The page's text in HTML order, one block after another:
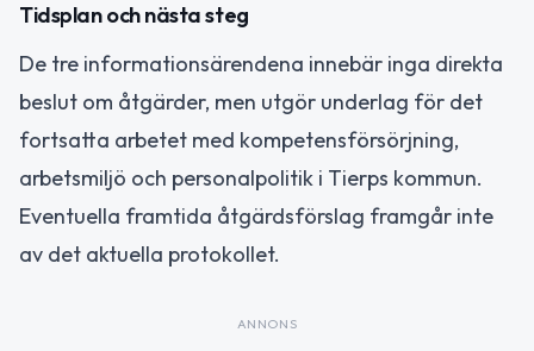
Tidsplan och nästa steg
De tre informationsärendena innebär inga direkta
beslut om åtgärder, men utgör underlag för det
fortsatta arbetet med kompetensförsörjning,
arbetsmiljö och personalpolitik i Tierps kommun.
Eventuella framtida åtgärdsförslag framgår inte
av det aktuella protokollet.
ANNONS